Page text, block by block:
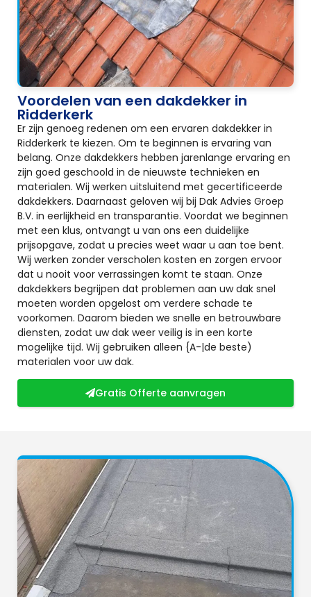
Voordelen van een dakdekker in
Ridderkerk
Er zijn genoeg redenen om een ervaren dakdekker in
Ridderkerk te kiezen. Om te beginnen is ervaring van
belang. Onze dakdekkers hebben jarenlange ervaring en
zijn goed geschoold in de nieuwste technieken en
materialen. Wij werken uitsluitend met gecertificeerde
dakdekkers. Daarnaast geloven wij bij Dak Advies Groep
B.V. in eerlijkheid en transparantie. Voordat we beginnen
met een klus, ontvangt u van ons een duidelijke
prijsopgave, zodat u precies weet waar u aan toe bent.
Wij werken zonder verscholen kosten en zorgen ervoor
dat u nooit voor verrassingen komt te staan. Onze
dakdekkers begrijpen dat problemen aan uw dak snel
moeten worden opgelost om verdere schade te
voorkomen. Daarom bieden we snelle en betrouwbare
diensten, zodat uw dak weer veilig is in een korte
mogelijke tijd. Wij gebruiken alleen {A-|de beste)
materialen voor uw dak.
Gratis Offerte aanvragen